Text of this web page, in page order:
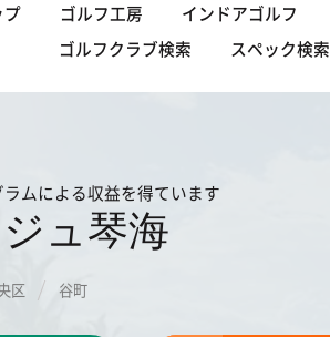
プ ゴルフ工房 インドアゴルフ
ゴルフクラブ検索
スペック検索
ムによる収益を得ています
ジュ琴海
区 谷町